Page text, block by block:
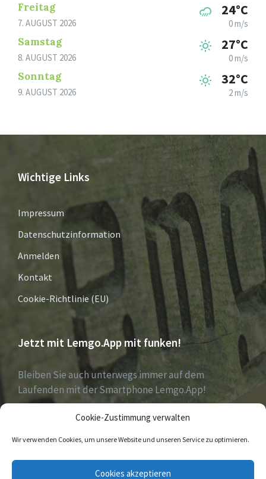
Cookie-Zustimmung verwalten
Wir verwenden Cookies, um unsere Website und unseren Service zu optimieren.
Cookies akzeptieren
Freitag
7. AUGUST 2026
24°C
0 m/s
Samstag
8. AUGUST 2026
27°C
0 m/s
Sonntag
9. AUGUST 2026
32°C
2 m/s
Wichtige Links
Impressum
Datenschutzinformation
Anmelden
Kontakt
Cookie-Richtlinie (EU)
Jetzt mit Lemgo.App mit funken!
Bleiben Sie auch unterwegs immer auf dem
Laufenden mit der Smartphone Lemgo.App!
Jetzt laden für iOS & Android
Facebook Twitter